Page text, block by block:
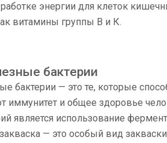
энергии для клеток
витамины группы В и К.
бактерии
бактерии — это те, которые
иммунитет и общее здоровье
является использование
— это особый вид